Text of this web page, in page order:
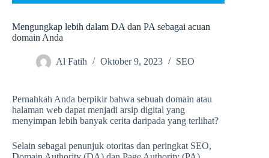
Mengungkap lebih dalam DA dan PA sebagai acuan
domain Anda
Al Fatih Oktober 9, 2023 SEO
Pernahkah Anda berpikir bahwa sebuah domain atau
halaman web dapat menjadi arsip digital yang
menyimpan lebih banyak cerita daripada yang terlihat?
Selain sebagai penunjuk otoritas dan peringkat SEO,